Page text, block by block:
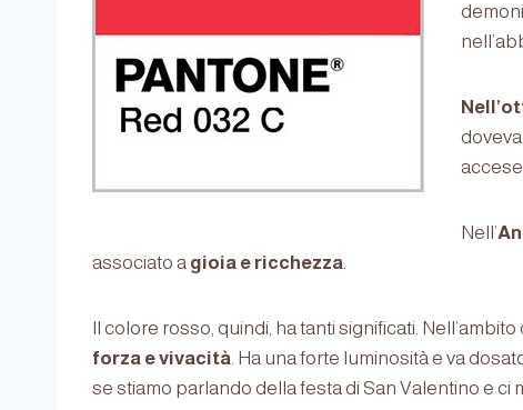
Nell’
associato a gioia e ricchezza.
Il colore rosso, quindi, ha tanti significati. Nell’ambito
forza e vivacità. Ha una forte luminosità e va
se stiamo parlando della festa di San Valentino e ci